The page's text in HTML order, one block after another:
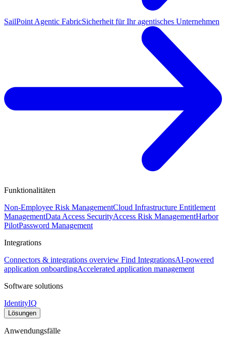
SailPoint Agentic FabricSicherheit für Ihr agentisches Unternehmen
Funktionalitäten
Non-Employee Risk ManagementCloud Infrastructure Entitlement
ManagementData Access SecurityAccess Risk ManagementHarbor
PilotPassword Management
Integrations
Connectors & integrations overview Find IntegrationsAI-powered
application onboardingAccelerated application management
Software solutions
IdentityIQ
Lösungen
Anwendungsfälle